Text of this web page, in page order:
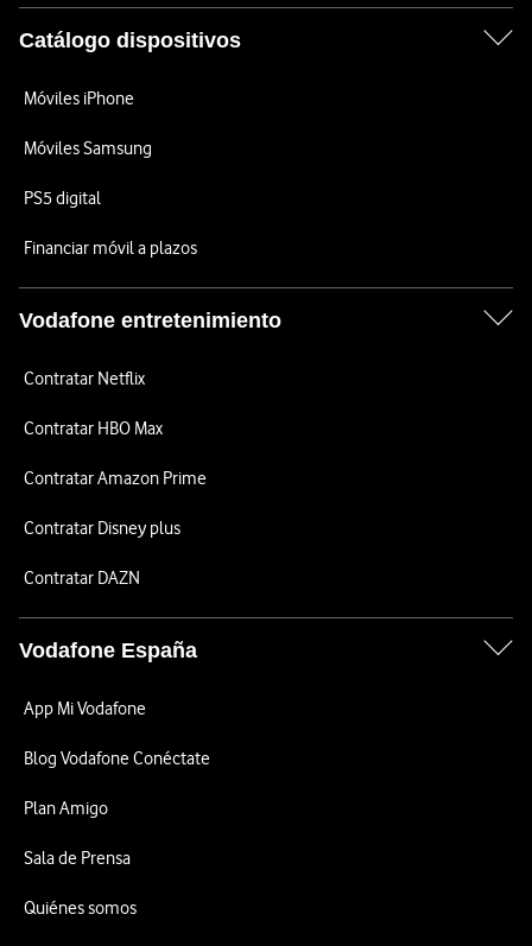
Catálogo dispositivos
Móviles iPhone
Móviles Samsung
PS5 digital
Financiar móvil a plazos
Vodafone entretenimiento
Contratar Netflix
Contratar HBO Max
Contratar Amazon Prime
Contratar Disney plus
Contratar DAZN
Vodafone España
App Mi Vodafone
Blog Vodafone Conéctate
Plan Amigo
Sala de Prensa
Quiénes somos